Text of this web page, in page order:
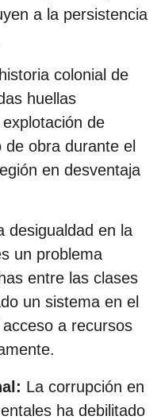
a la persistencia
colonial de
huellas
de
obra durante el
en desventaja
desigualdad en la
un problema
entre las clases
un sistema en el
a recursos
La corrupción en
ha debilitado